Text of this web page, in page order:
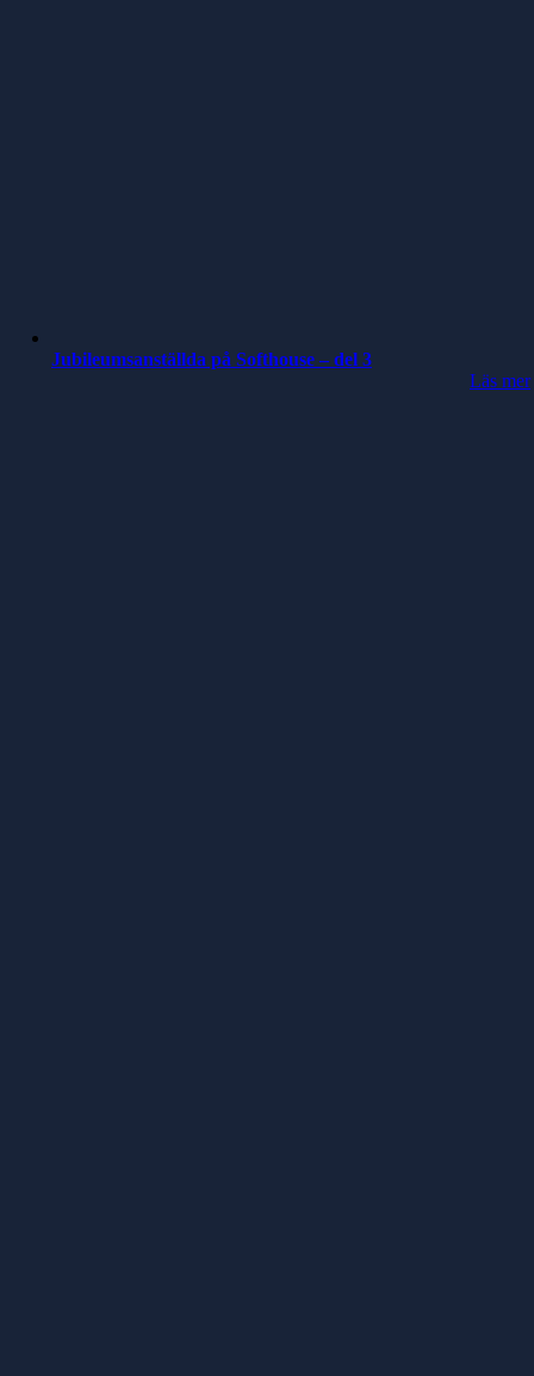
Jubileumsanställda på Softhouse – del 3
Läs mer